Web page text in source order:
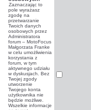
Zaznaczając to
pole wyrażasz
zgodę na
przetwarzanie
Twoich danych
osobowych przez
Administratora
forum – MotoFocus
Małgorzata Franke
w celu umożliwienia
korzystania z
forum, w tym
aktywnego udziału
w dyskusjach. Bez
Twojej zgody
utworzenie
Twojego konta
użytkownika nie
będzie możliwe.
Wszelkie informacje